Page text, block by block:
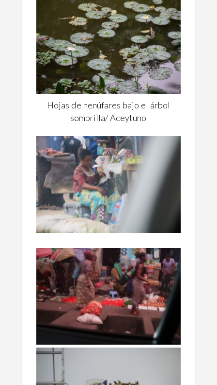
Hojas de nenúfares bajo el árbol
sombrilla/ Aceytuno